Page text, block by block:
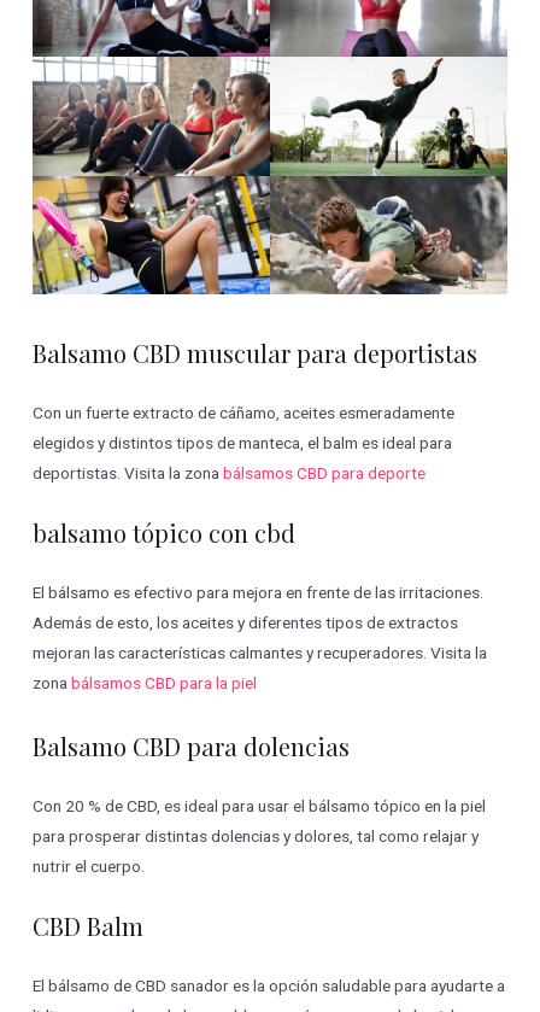
Balsamo CBD muscular para deportistas
Con un fuerte extracto de cáñamo, aceites esmeradamente
elegidos y distintos tipos de manteca, el balm es ideal para
deportistas. Visita la zonabálsamos CBD para deporte
balsamo tópico con cbd
El bálsamo es efectivo para mejora en frente de las irritaciones.
Además de esto, los aceites y diferentes tipos de extractos
mejoran las características calmantes y recuperadores. Visita la
zonabálsamos CBD para la piel
Balsamo CBD para dolencias
Con 20 % de CBD, es ideal para usar el bálsamo tópico en la piel
para prosperar distintas dolencias y dolores, tal como relajar y
nutrir el cuerpo.
CBD Balm
El bálsamo de CBD sanador es la opción saludable para ayudarte a